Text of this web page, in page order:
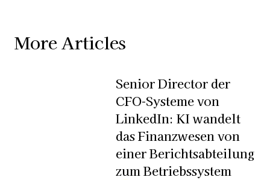
More Articles
Senior Director der
CFO-Systeme von
LinkedIn: KI wandelt
das Finanzwesen von
einer Berichtsabteilung
zum Betriebssystem